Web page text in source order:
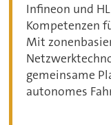
Infineon und
Kompetenzen
Mit
gemeinsame
autonomes